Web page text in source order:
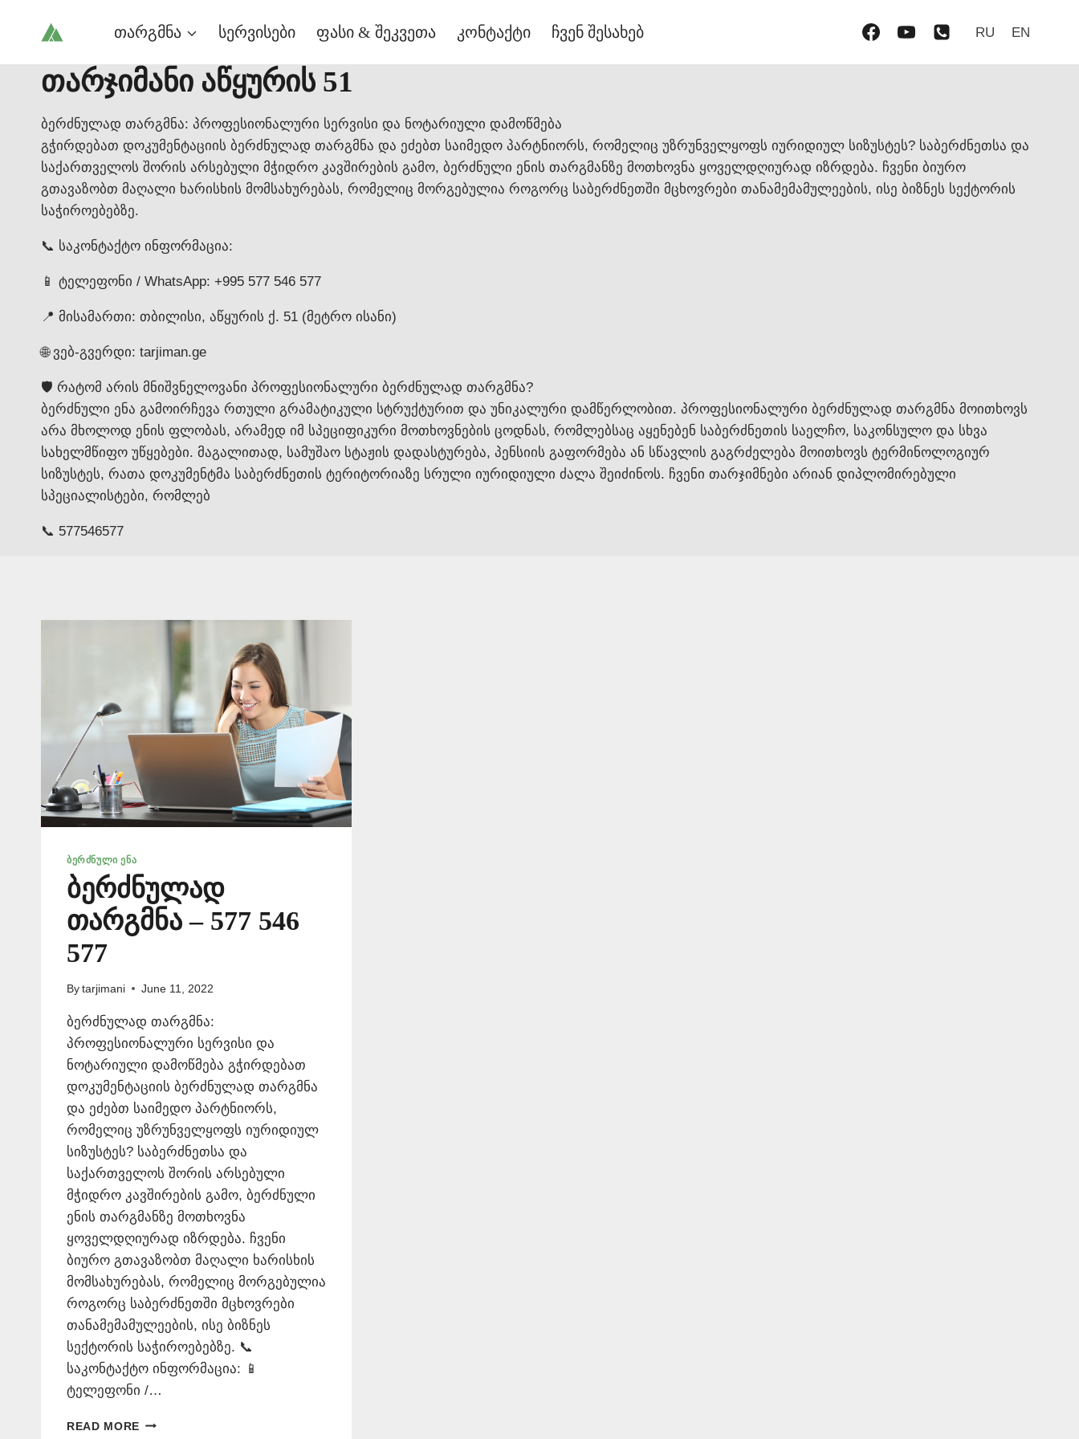
თარგმნა სერვისები ფასი & შეკვეთა კონტაქტი ჩვენ შესახებ RU EN
თარჯიმანი აწყურის 51
ბერძნულად თარგმნა: პროფესიონალური სერვისი და ნოტარიული დამოწმება
გჭირდებათ დოკუმენტაციის ბერძნულად თარგმნა და ეძებთ საიმედო პარტნიორს, რომელიც უზრუნველყოფს იურიდიულ სიზუსტეს? საბერძნეთსა და
საქართველოს შორის არსებული მჭიდრო კავშირების გამო, ბერძნული ენის თარგმანზე მოთხოვნა ყოველდღიურად იზრდება. ჩვენი ბიურო
გთავაზობთ მაღალი ხარისხის მომსახურებას, რომელიც მორგებულია როგორც საბერძნეთში მცხოვრები თანამემამულეების, ისე ბიზნეს სექტორის
საჭიროებებზე.
📞 საკონტაქტო ინფორმაცია:
📱 ტელეფონი / WhatsApp: +995 577 546 577
📍 მისამართი: თბილისი, აწყურის ქ. 51 (მეტრო ისანი)
🌐 ვებ-გვერდი: tarjiman.ge
🛡️ რატომ არის მნიშვნელოვანი პროფესიონალური ბერძნულად თარგმნა?
ბერძნული ენა გამოირჩევა რთული გრამატიკული სტრუქტურით და უნიკალური დამწერლობით. პროფესიონალური ბერძნულად თარგმნა მოითხოვს
არა მხოლოდ ენის ფლობას, არამედ იმ სპეციფიკური მოთხოვნების ცოდნას, რომლებსაც აყენებენ საბერძნეთის საელჩო, საკონსულო და სხვა
სახელმწიფო უწყებები. მაგალითად, სამუშაო სტაჟის დადასტურება, პენსიის გაფორმება ან სწავლის გაგრძელება მოითხოვს ტერმინოლოგიურ
სიზუსტეს, რათა დოკუმენტმა საბერძნეთის ტერიტორიაზე სრული იურიდიული ძალა შეიძინოს. ჩვენი თარჯიმნები არიან დიპლომირებული
სპეციალისტები, რომლებ
📞 577546577
ᲑᲔᲠᲫᲜᲣᲚᲘ ᲔᲜᲐ
ბერძნულად
თარგმნა – 577 546
577
By tarjimani June 11, 2022
ბერძნულად თარგმნა:
პროფესიონალური სერვისი და
ნოტარიული დამოწმება გჭირდებათ
დოკუმენტაციის ბერძნულად თარგმნა
და ეძებთ საიმედო პარტნიორს,
რომელიც უზრუნველყოფს იურიდიულ
სიზუსტეს? საბერძნეთსა და
საქართველოს შორის არსებული
მჭიდრო კავშირების გამო, ბერძნული
ენის თარგმანზე მოთხოვნა
ყოველდღიურად იზრდება. ჩვენი
ბიურო გთავაზობთ მაღალი ხარისხის
მომსახურებას, რომელიც მორგებულია
როგორც საბერძნეთში მცხოვრები
თანამემამულეების, ისე ბიზნეს
სექტორის საჭიროებებზე. 📞
საკონტაქტო ინფორმაცია: 📱
ტელეფონი /…
READ MORE ᲑᲔᲠᲫᲜᲣᲚᲐᲓ